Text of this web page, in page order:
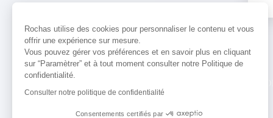
Rochas utilise des cookies pour personnaliser le contenu et vous
offrir une expérience sur mesure.
Vous pouvez gérer vos préférences et en savoir plus en cliquant
sur “Paramètrer” et à tout moment consulter notre Politique de
confidentialité.
Consulter notre politique de confidentialité
Consentements certifiés par